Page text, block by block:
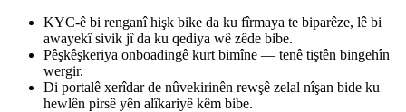
KYC-ê bi renganî hişk bike da ku fîrmaya te biparêze, lê bi
awayekî sivik jî da ku qediya wê zêde bibe.
Pêşkêşkeriya onboadingê kurt bimîne — tenê tiştên bingehîn
wergir.
Di portalê xerîdar de nûvekirinên rewşê zelal nîşan bide ku
hewlên pirsê yên alîkariyê kêm bibe.